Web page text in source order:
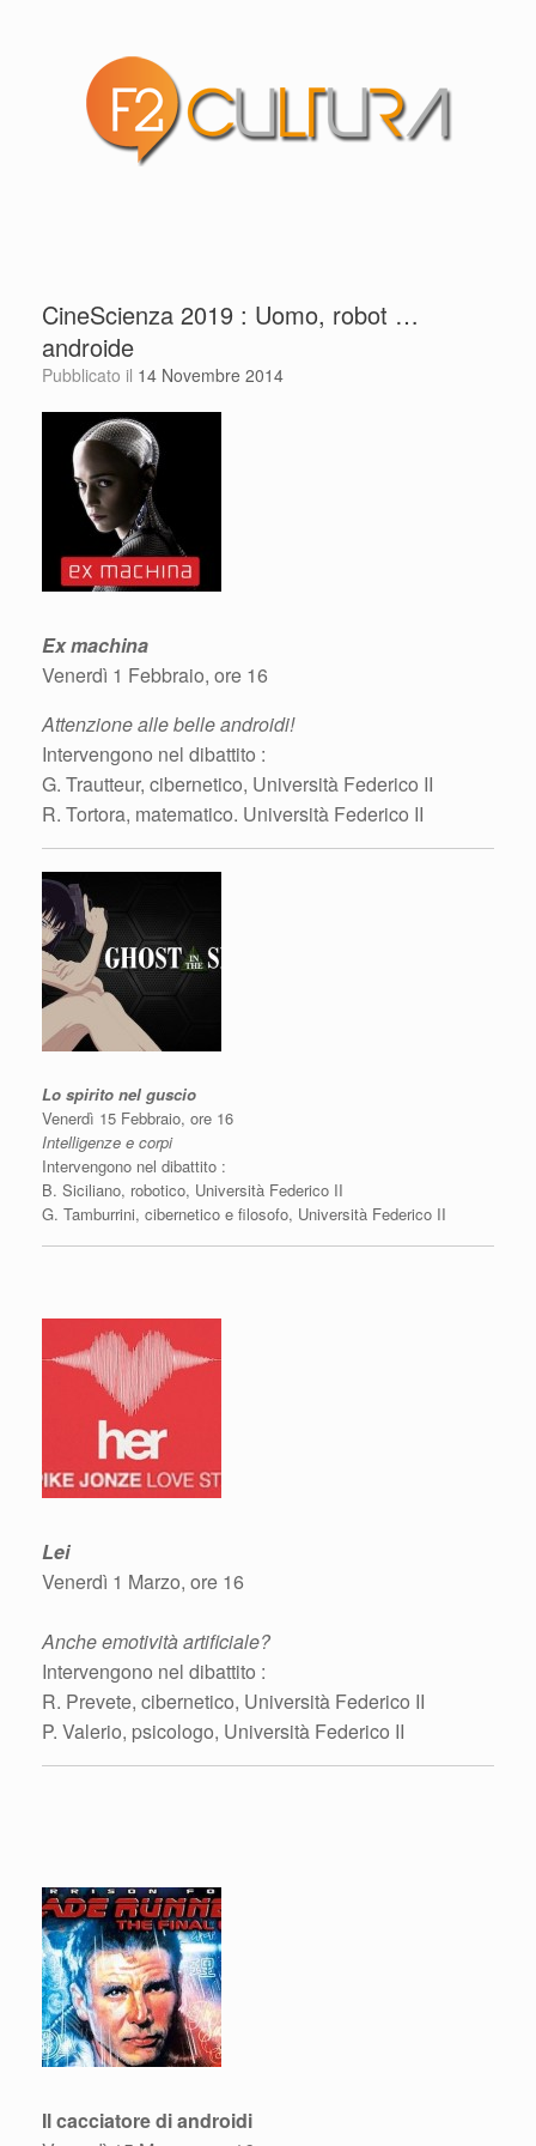
CineScienza 2019 : Uomo, robot …
androide
Pubblicato il 14 Novembre 2014
Ex machina
Venerdì 1 Febbraio, ore 16
Attenzione alle belle androidi!
Intervengono nel dibattito :
G. Trautteur, cibernetico, Università Federico II
R. Tortora, matematico. Università Federico II
Lo spirito nel guscio
Venerdì 15 Febbraio, ore 16
Intelligenze e corpi
Intervengono nel dibattito :
B. Siciliano, robotico, Università Federico II
G. Tamburrini, cibernetico e filosofo, Università Federico II
Lei
Venerdì 1 Marzo, ore 16
Anche emotività artificiale?
Intervengono nel dibattito :
R. Prevete, cibernetico, Università Federico II
P. Valerio, psicologo, Università Federico II
Il cacciatore di androidi